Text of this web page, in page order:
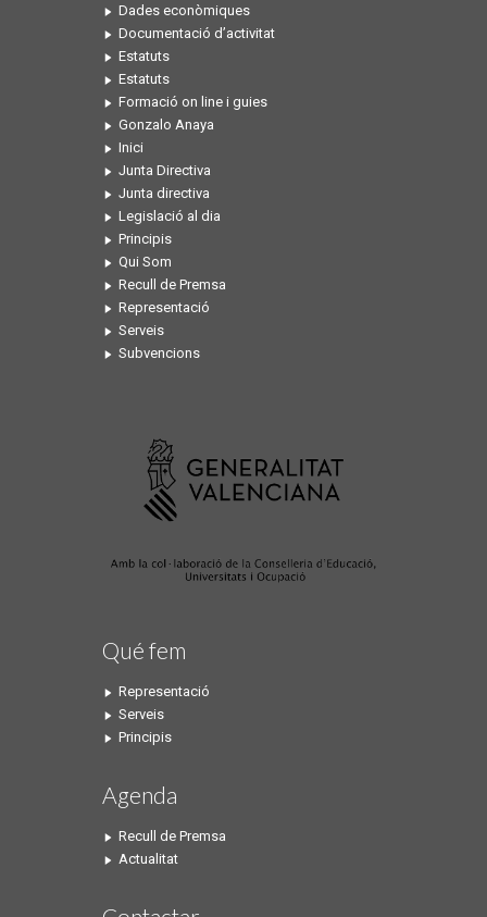
Dades econòmiques
Documentació d’activitat
Estatuts
Estatuts
Formació on line i guies
Gonzalo Anaya
Inici
Junta Directiva
Junta directiva
Legislació al dia
Principis
Qui Som
Recull de Premsa
Representació
Serveis
Subvencions
Qué fem
Representació
Serveis
Principis
Agenda
Recull de Premsa
Actualitat